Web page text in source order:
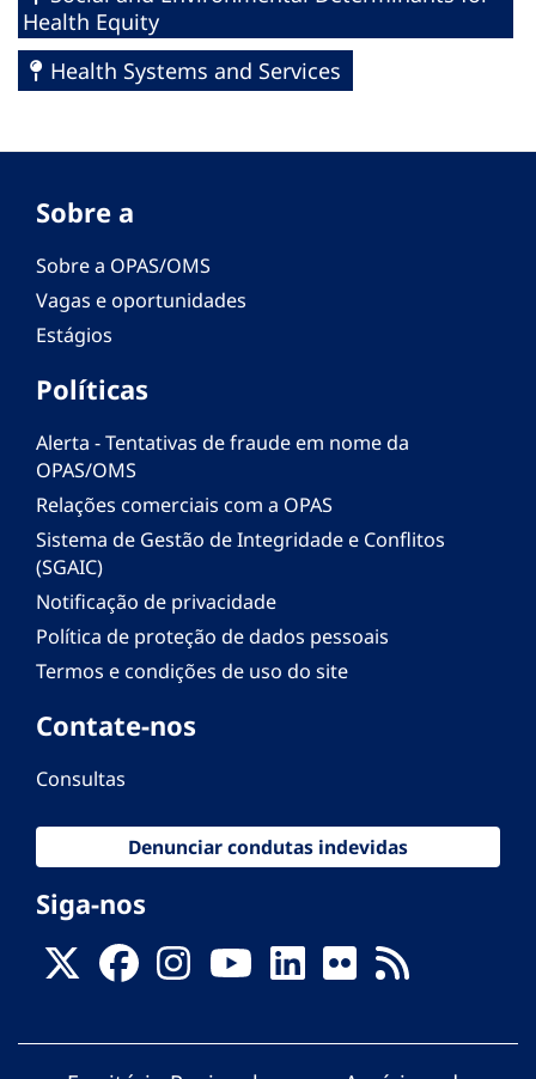
Health Equity
Health Systems and Services
Sobre a
Sobre a OPAS/OMS
Vagas e oportunidades
Estágios
Políticas
Alerta - Tentativas de fraude em nome da
OPAS/OMS
Relações comerciais com a OPAS
Sistema de Gestão de Integridade e Conflitos
(SGAIC)
Notificação de privacidade
Política de proteção de dados pessoais
Termos e condições de uso do site
Contate-nos
Consultas
Denunciar condutas indevidas
Siga-nos